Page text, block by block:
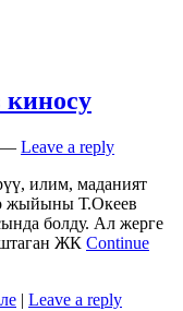
киносу
— Leave a reply
илим, маданият
жыйыны Т.Океев
болду. Ал жерге
ЖК Continue
| Leave a reply